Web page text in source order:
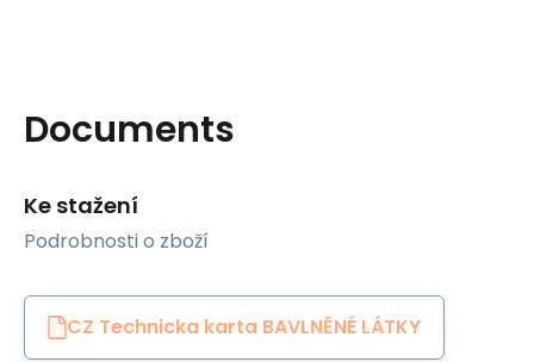
Documents
Ke stažení
Podrobnosti o zboží
CZ Technicka karta BAVLNĚNÉ LÁTKY